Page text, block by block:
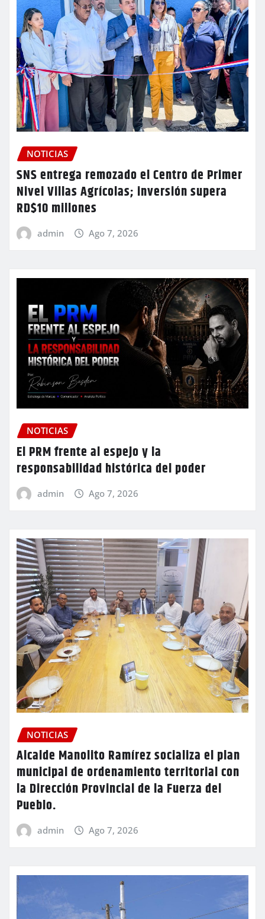
NOTICIAS
SNS entrega remozado el Centro de Primer
Nivel Villas Agrícolas; inversión supera
RD$10 millones
admin Ago 7, 2026
NOTICIAS
El PRM frente al espejo y la
responsabilidad histórica del poder
admin Ago 7, 2026
NOTICIAS
Alcalde Manolito Ramírez socializa el plan
municipal de ordenamiento territorial con
la Dirección Provincial de la Fuerza del
Pueblo.
admin Ago 7, 2026